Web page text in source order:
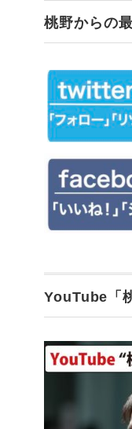
桃野からの
YouTube「